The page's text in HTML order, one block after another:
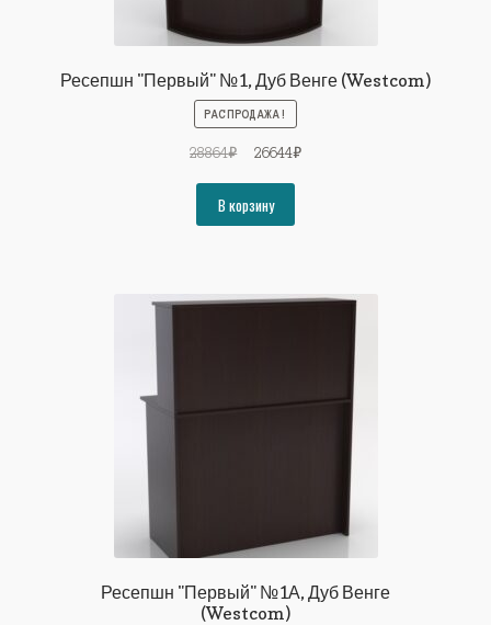
Ресепшн "Первый" №1, Дуб Венге (Westcom)
РАСПРОДАЖА!
28864₽
Первоначальная
составляла
28864₽.
26644₽Текущая
В корзину
Ресепшн "Первый" №1А, Дуб Венге
(Westcom)